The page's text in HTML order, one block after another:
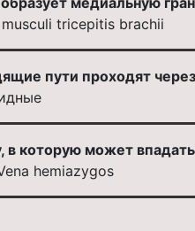
tricepitis brachii
пути проходят
в которую может
hemiazygos